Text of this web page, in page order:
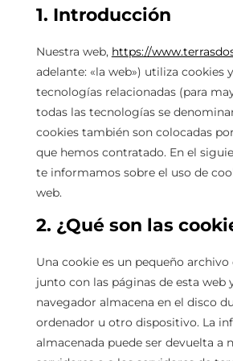
1. Introducción
Nuestra web, https://
adelante: «la web») utiliza cookies
tecnologías relacionadas (para
todas las tecnologías se
cookies también son colocadas
que hemos contratado. En el
te informamos sobre el uso de
web.
2. ¿Qué son las
Una cookie es un pequeño archivo
junto con las páginas de esta web
navegador almacena en el disco
ordenador u otro dispositivo. La
almacenada puede ser devuelta a